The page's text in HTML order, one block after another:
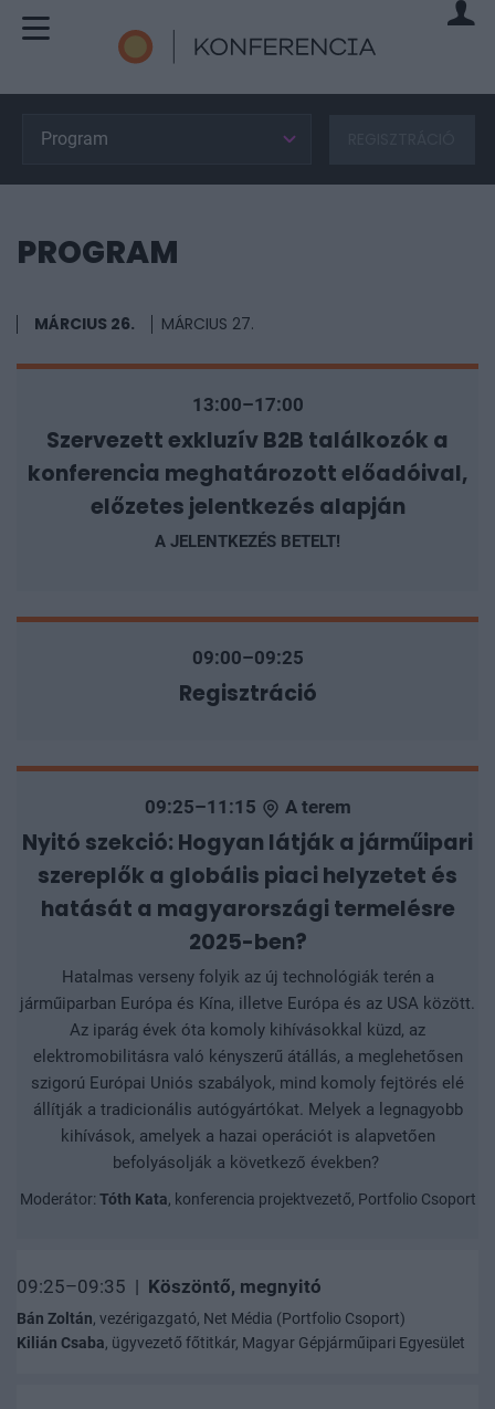
Program
PROGRAM
MÁRCIUS 26. MÁRCIUS 27.
13:00–17:00
Szervezett exkluzív B2B találkozók a
konferencia meghatározott előadóival,
előzetes jelentkezés alapján
A JELENTKEZÉS BETELT!
09:00–09:25
Regisztráció
09:25–11:15 A terem
Nyitó szekció: Hogyan látják a járműipari
szereplők a globális piaci helyzetet és
hatását a magyarországi termelésre
2025-ben?
Hatalmas verseny folyik az új technológiák terén a
járműiparban Európa és Kína, illetve Európa és az USA között.
Az iparág évek óta komoly kihívásokkal küzd, az
elektromobilitásra való kényszerű átállás, a meglehetősen
szigorú Európai Uniós szabályok, mind komoly fejtörés elé
állítják a tradicionális autógyártókat. Melyek a legnagyobb
kihívások, amelyek a hazai operációt is alapvetően
befolyásolják a következő években?
Moderátor: Tóth Kata, konferencia projektvezető, Portfolio Csoport
09:25–09:35 | Köszöntő, megnyitó
Bán Zoltán, vezérigazgató, Net Média (Portfolio Csoport)
Kilián Csaba, ügyvezető főtitkár, Magyar Gépjárműipari Egyesület